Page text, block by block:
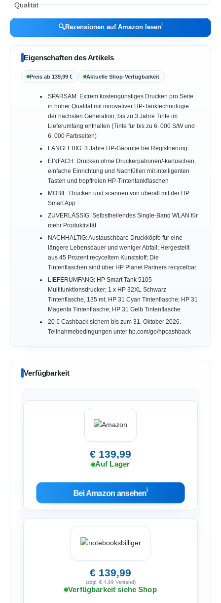
🔍Rezensionen auf Amazon lesenℹ︎
Eigenschaften des Artikels
Preis ab 139,99 € Aktuelle Shop-Verfügbarkeit
SPARSAM: Extrem kostengünstiges Drucken pro Seite
in hoher Qualität mit innovativer HP-Tanktechnologie
der nächsten Generation, bis zu 3 Jahre Tinte im
Lieferumfang enthalten (Tinte für bis zu 6. 000 S/W und
6. 000 Farbseiten)
LANGLEBIG: 3 Jahre HP-Garantie bei Registrierung
EINFACH: Drucken ohne Druckerpatronen/-kartuschen,
einfache Einrichtung und Nachfüllen mit intelligenten
Tasten und tropffreien HP-Tintentankflaschen
MOBIL: Drucken und scannen von überall mit der HP
Smart App
ZUVERLÄSSIG: Selbstheilendes Single-Band WLAN für
mehr Produktivität
NACHHALTIG: Austauschbare Druckköpfe für eine
längere Lebensdauer und weniger Abfall; Hergestellt
aus 45 Prozent recyceltem Kunststoff; Die
Tintenflaschen sind über HP Planet Partners recycelbar
LIEFERUMFANG: HP Smart Tank 5105
Multifunktionsdrucker; 1 x HP 32XL Schwarz
Tintenflasche, 135 ml; HP 31 Cyan Tintenflasche; HP 31
Magenta Tintenflasche; HP 31 Gelb Tintenflasche
20 € Cashback sichern bis zum 31. Oktober 2026.
Teilnahmebedingungen unter hp.com/go/hpcashback
Verfügbarkeit
€ 139,99
Auf Lager
Bei Amazon ansehenℹ︎
€ 139,99
(zzgl. € 4,99 Versand)
Verfügbarkeit siehe Shop